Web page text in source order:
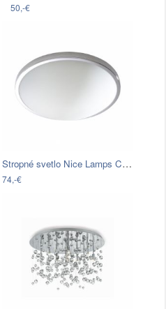
50,-€
Stropné svetlo Nice Lamps Calisto, ⌀ 30…
74,-€